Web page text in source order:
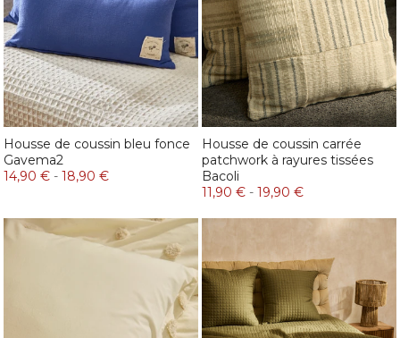
Housse de coussin bleu fonce
Gavema2
14,90 € - 18,90 €
Housse de coussin carrée
patchwork à rayures tissées
Bacoli
11,90 € - 19,90 €